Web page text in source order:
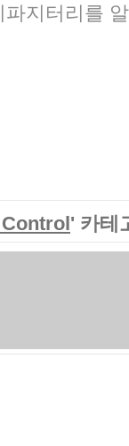
지터리를
' 카테